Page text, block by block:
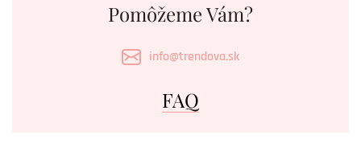
Pomôžeme Vám?
info@trendova.sk
FAQ